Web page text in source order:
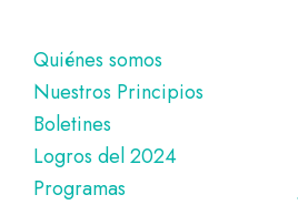
Pie
de
página
Quiénes somos
Nuestros Principios
Boletines
Logros del 2024
Programas